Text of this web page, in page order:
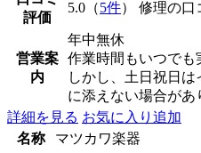
評価
5.0（5件） 修理の口
営業案
内
年中無休
作業時間もいつでも
しかし、土日祝日
に添えない場合があ
詳細を見る お気に入り追加
名称
マツカワ楽器